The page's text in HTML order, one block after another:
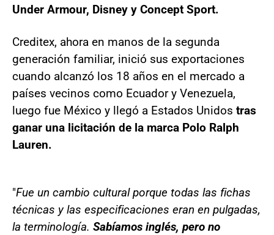
Under Armour, Disney y Concept Sport.
Creditex, ahora en manos de la segunda
generación familiar, inició sus exportaciones
cuando alcanzó los 18 años en el mercado a
países vecinos como Ecuador y Venezuela,
luego fue México y llegó a Estados Unidos tras
ganar una licitación de la marca Polo Ralph
Lauren.
"Fue un cambio cultural porque todas las fichas
técnicas y las especificaciones eran en pulgadas,
la terminología. Sabíamos inglés, pero no